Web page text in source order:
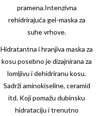
pramena.Intenzivna
rehidrirajuća gel-maska ​​za
suhe vrhove.
Hidratantna i hranjiva maska ​​za
kosu posebno je dizajnirana za
lomljivu i dehidriranu kosu.
Sadrži aminokiseline, ceramid
itd. Koji pomažu dubinsku
hidrataciju i trenutno